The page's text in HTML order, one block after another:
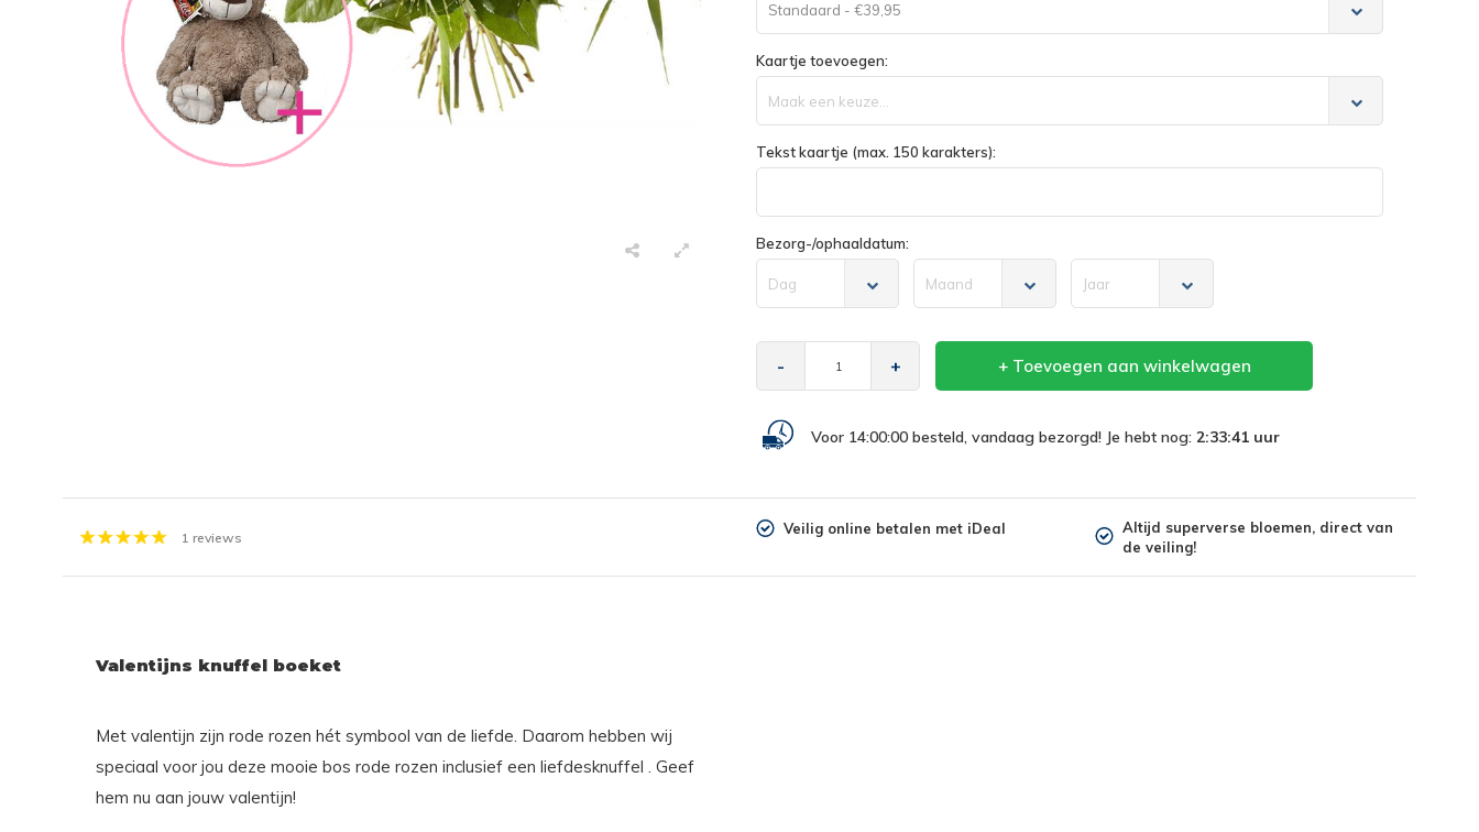
Standaard - €39,95
Kaartje toevoegen:
Maak een keuze...
Tekst kaartje (max. 150 karakters):
Bezorg-/ophaaldatum:
Dag Maand Jaar
- + + Toevoegen aan winkelwagen
Voor 14:00:00 besteld, vandaag bezorgd! Je hebt nog: 2:33:40 uur
1 reviews Veilig online betalen met iDeal
Altijd superverse bloemen, direct van
de veiling!
Valentijns knuffel boeket
Met valentijn zijn rode rozen hét symbool van de liefde. Daarom hebben wij
speciaal voor jou deze mooie bos rode rozen inclusief een liefdesknuffel . Geef
hem nu aan jouw valentijn!